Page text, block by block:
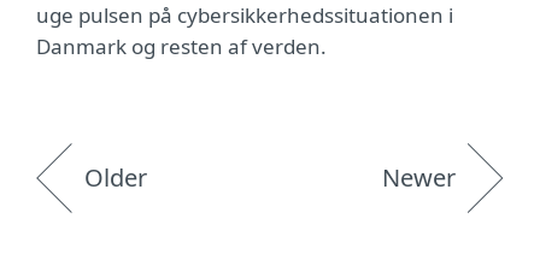
uge pulsen på cybersikkerhedssituationen i
Danmark og resten af verden.
Older Newer